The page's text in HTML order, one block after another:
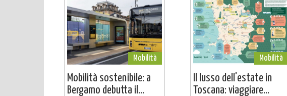
Mobilità
Mobilità sostenibile: a
Bergamo debutta il...
Mobilità
Il lusso dell'estate in
Toscana: viaggiare...